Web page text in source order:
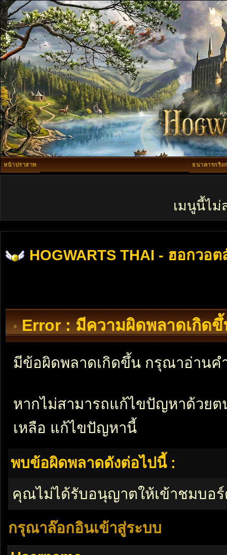
หน้าปราสาท ธนาคารกริง
เมนูนี้ไม่
HOGWARTS THAI - ฮอกวอต
Error : มีความผิดพลาดเกิดขึ้
มีข้อผิดพลาดเกิดขึ้น กรุณาอ่านค
หากไม่สามารถแก้ไขปัญหาด้วย
เหลือ แก้ไขปัญหานี้
พบข้อผิดพลาดดังต่อไปนี้ :
คุณไม่ได้รับอนุญาตให้เข้าชมบอ
กรุณาล๊อกอินเข้าสู่ระบบ